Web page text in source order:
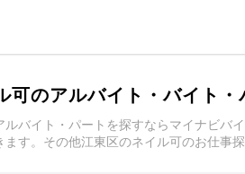
可のアルバイト・バイト・
バイト・パートを探すならマイナビバ
す。その他江東区のネイル可のお仕事